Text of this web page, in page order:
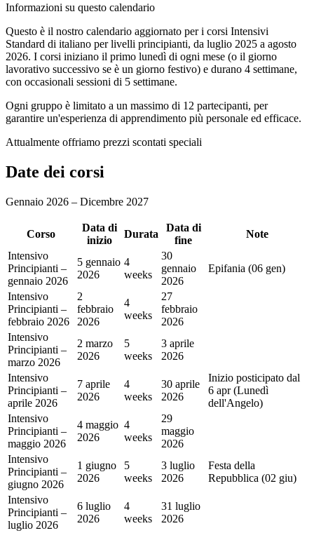
Informazioni su questo calendario
Questo è il nostro calendario aggiornato per i corsi Intensivi
Standard di italiano per livelli principianti, da luglio 2025 a agosto
2026. I corsi iniziano il primo lunedì di ogni mese (o il giorno
lavorativo successivo se è un giorno festivo) e durano 4 settimane,
con occasionali sessioni di 5 settimane.
Ogni gruppo è limitato a un massimo di 12 partecipanti, per
garantire un'esperienza di apprendimento più personale ed efficace.
Attualmente offriamo prezzi scontati speciali
Date dei corsi
Gennaio 2026 – Dicembre 2027
Corso
Data di
inizio
Durata
Data di
fine
Note
Intensivo
Principianti –
gennaio 2026
5 gennaio
2026
4
weeks
30
gennaio
2026
Epifania (06 gen)
Intensivo
Principianti –
febbraio 2026
2
febbraio
2026
4
weeks
27
febbraio
2026
Intensivo
Principianti –
marzo 2026
2 marzo
2026
5
weeks
3 aprile
2026
Intensivo
Principianti –
aprile 2026
7 aprile
2026
4
weeks
30 aprile
2026
Inizio posticipato dal
6 apr (Lunedì
dell'Angelo)
Intensivo
Principianti –
maggio 2026
4 maggio
2026
4
weeks
29
maggio
2026
Intensivo
Principianti –
giugno 2026
1 giugno
2026
5
weeks
3 luglio
2026
Festa della
Repubblica (02 giu)
Intensivo
Principianti –
luglio 2026
6 luglio
2026
4
weeks
31 luglio
2026